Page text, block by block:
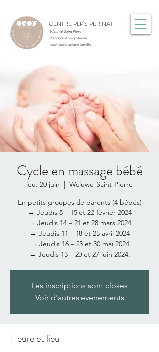
CENTRE PEP'S PÉRINAT
Woluwé-Saint-Pierre
Préconception-grossesse
nourrissons-enfants-famille
Cycle en massage bébé
jeu. 20 juin
  |
Woluwe-Saint-Pierre
En petits groupes de parents (4 bébés)
→ Jeudis 8 – 15 et 22 février 2024
→ Jeudis 14 – 21 et 28 mars 2024
→ Jeudis 11 – 18 et 25 avril 2024
→ Jeudis 16 – 23 et 30 mai 2024
→ Jeudis 13 – 20 et 27 juin 2024.
Les inscriptions sont closes
Voir d'autres événements
Heure et lieu